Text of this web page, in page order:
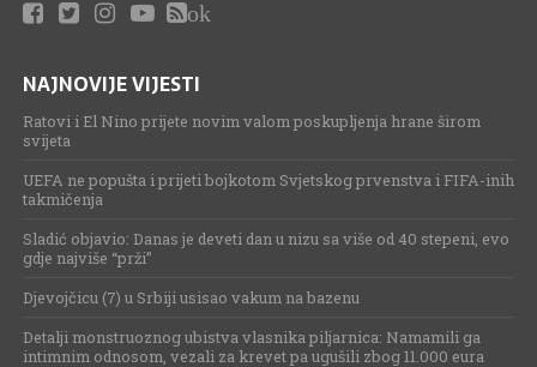
ok
NAJNOVIJE VIJESTI
Ratovi i El Nino prijete novim valom poskupljenja hrane širom
svijeta
UEFA ne popušta i prijeti bojkotom Svjetskog prvenstva i FIFA-inih
takmičenja
Sladić objavio: Danas je deveti dan u nizu sa više od 40 stepeni, evo
gdje najviše “prži”
Djevojčicu (7) u Srbiji usisao vakum na bazenu
Detalji monstruoznog ubistva vlasnika piljarnica: Namamili ga
intimnim odnosom, vezali za krevet pa ugušili zbog 11.000 eura